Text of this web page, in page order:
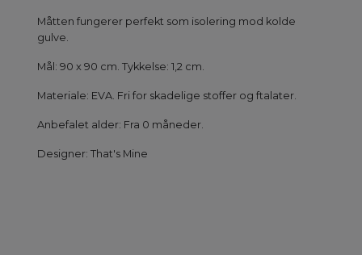
Måtten fungerer perfekt som isolering mod kolde
gulve.
Mål: 90 x 90 cm. Tykkelse: 1,2 cm.
Materiale: EVA. Fri for skadelige stoffer og ftalater.
Anbefalet alder: Fra 0 måneder.
Designer: That's Mine